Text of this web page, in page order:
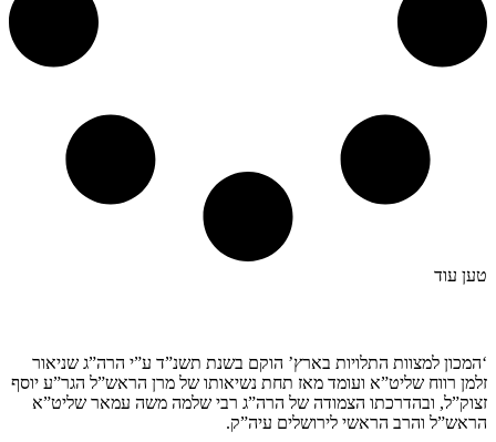
טען עוד
‘המכון למצוות התלויות בארץ’ הוקם בשנת תשנ”ד ע”י הרה”ג שניאור
זלמן רווח שליט”א ועומד מאז תחת נשיאותו של מרן הראש”ל הגר”ע יוסף
זצוק”ל, ובהדרכתו הצמודה של הרה”ג רבי שלמה משה עמאר שליט”א
הראש”ל והרב הראשי לירושלים עיה”ק.